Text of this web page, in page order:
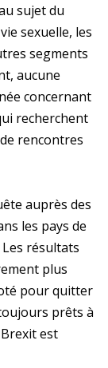
sujet du
sexuelle, les
segments
aucune
concernant
recherchent
rencontres
auprès des
les pays de
résultats
plus
pour quitter
prêts à
est